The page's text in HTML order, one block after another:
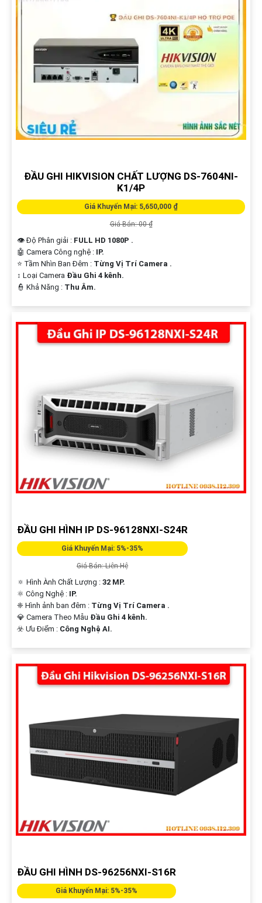
ĐẦU GHI HIKVISION CHẤT LƯỢNG DS-7604NI-
K1/4P
Giá Khuyến Mại: 5,650,000 ₫
Giá Bán: 00 ₫
👁 Độ Phân giải : FULL HD 1080P .
🤖️ Camera Công nghệ : IP.
⭐ Tầm Nhìn Ban Đêm : Từng Vị Trí Camera .
↕️ Loại Camera Đầu Ghi 4 kênh.
️👮 Khả Năng : Thu Âm.
ĐẦU GHI HÌNH IP DS-96128NXI-S24R
Giá Khuyến Mại: 5%-35%
Giá Bán: Liên Hệ
🔅 Hình Ành Chất Lượng : 32 MP.
⚛️ Công Nghệ : IP.
❈ Hình ảnh ban đêm : Từng Vị Trí Camera .
💎 Camera Theo Mẫu Đầu Ghi 4 kênh.
️☣️ Ưu Điểm : Công Nghệ AI.
ĐẦU GHI HÌNH DS-96256NXI-S16R
Giá Khuyến Mại: 5%-35%